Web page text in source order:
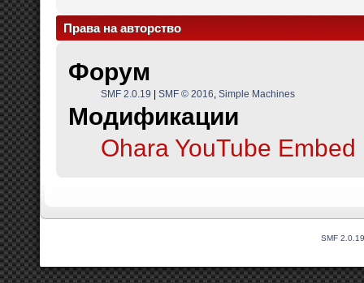
Права на авторство
Форум
SMF 2.0.19 | SMF © 2016 Simple Machines
Модификации
Ohara YouTube
SMF 2.0.19